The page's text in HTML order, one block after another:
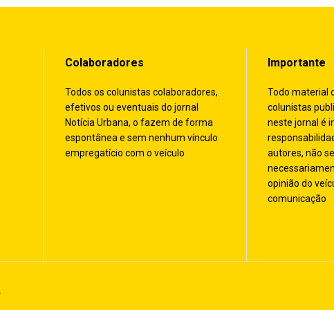
Colaboradores
Todos os colunistas colaboradores,
efetivos ou eventuais do jornal
Notícia Urbana, o fazem de forma
espontânea e sem nenhum vínculo
empregatício com o veículo
Importante
Todo material
colunistas
neste jornal é
autores, não
opinião do
comunicação